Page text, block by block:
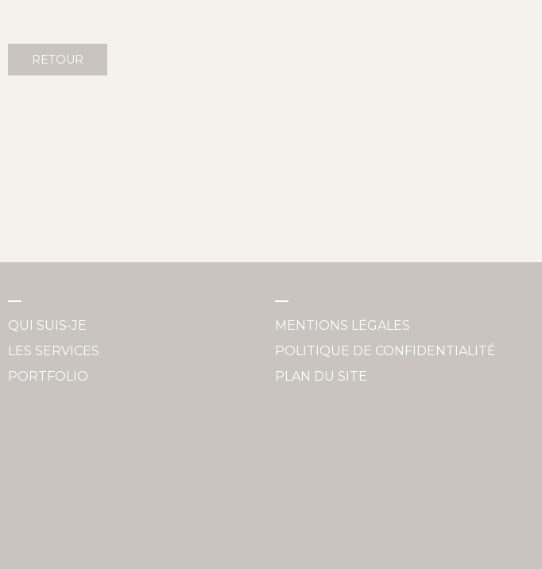
RETOUR
QUI SUIS-JE
LES SERVICES
PORTFOLIO
MENTIONS LÉGALES
POLITIQUE DE CONFIDENTIALITÉ
PLAN DU SITE